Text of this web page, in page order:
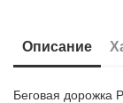
Описание
Беговая дорожка